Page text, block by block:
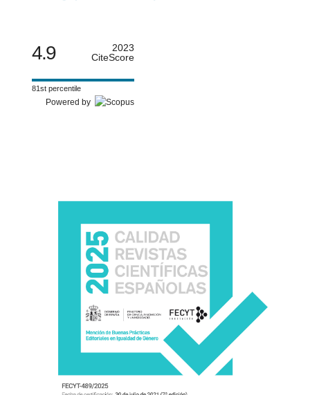
4.9
2023
CiteScore
81st percentile
Powered by